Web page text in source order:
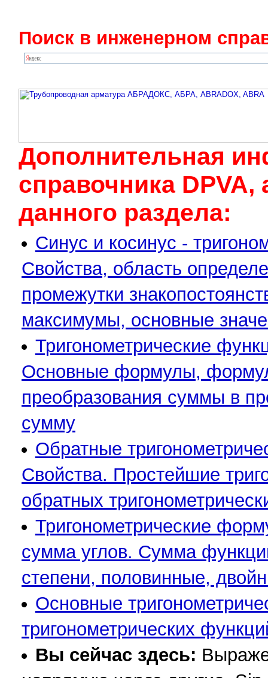
Поиск в инженерном
Дополнительная
cправочника
данного раздела:
Синус и косинус -
Свойства, область
промежутки
максимумы, основные
Тригонометрические
Основные формулы,
преобразования суммы в
сумму
Обратные
Свойства. Простейшие
обратных
Тригонометрические
сумма углов. Сумма
степени, половинные,
Основные
тригонометрических
Вы сейчас здесь: